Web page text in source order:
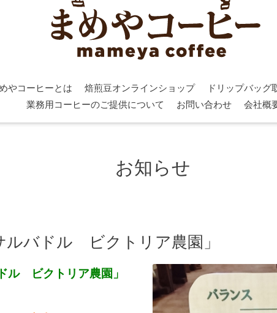
やコーヒーとは 焙煎豆オンラインショップ ドリップバッグ
業務用コーヒーのご提供について
お問い合わせ 会社概
お知らせ
ルバドル ビクトリア農園」
ル ビクトリア農園」